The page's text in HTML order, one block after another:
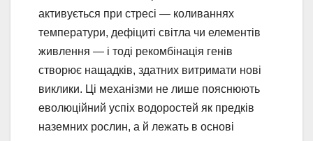
активується при стресі — коливаннях
температури, дефіциті світла чи елементів
живлення — і тоді рекомбінація генів
створює нащадків, здатних витримати нові
виклики. Ці механізми не лише пояснюють
еволюційний успіх водоростей як предків
наземних рослин, а й лежать в основі